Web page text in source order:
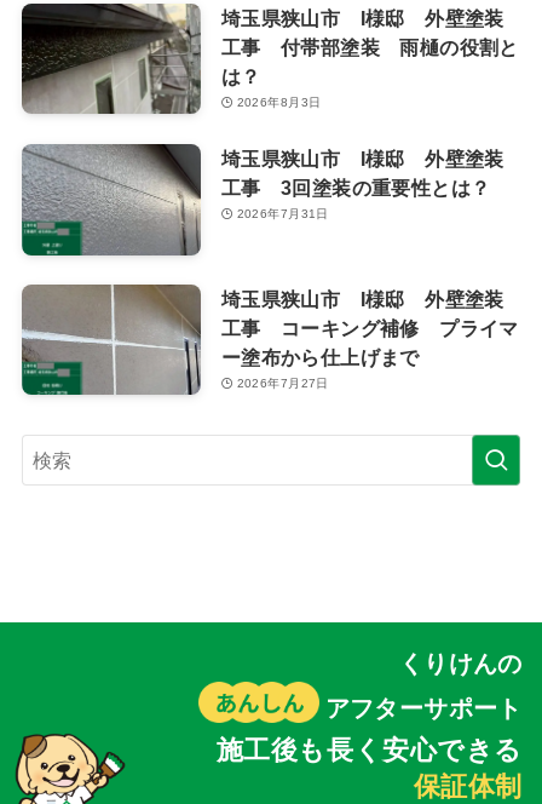
埼玉県狭山市 I様邸 外壁塗装
工事 付帯部塗装 雨樋の役割と
は？
2026年8月3日
埼玉県狭山市 I様邸 外壁塗装
工事 3回塗装の重要性とは？
2026年7月31日
埼玉県狭山市 I様邸 外壁塗装
工事 コーキング補修 プライマ
ー塗布から仕上げまで
2026年7月27日
くりけんの
アフターサポート
施工後も長く安心できる
保証体制